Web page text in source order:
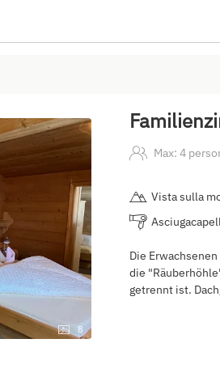
8
Max: 4
Vista sulla
Die
die
getrennt ist.